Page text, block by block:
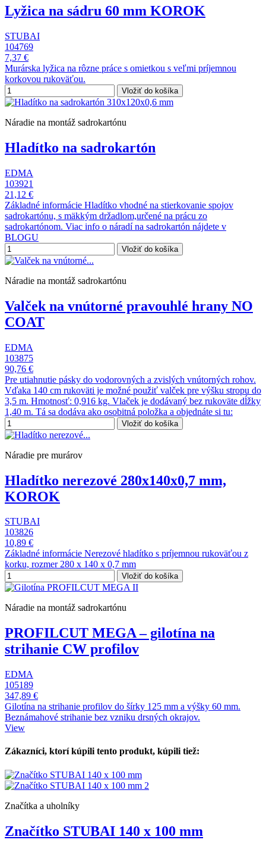
Lyžica na sádru 60 mm KOROK
STUBAI
104769
7,37 €
Murárska lyžica na rôzne práce s omietkou s veľmi príjemnou
korkovou rukoväťou.
Vložiť do košíka
Náradie na montáž sadrokartónu
Hladítko na sadrokartón
EDMA
103921
21,12 €
Základné informácie Hladítko vhodné na stierkovanie spojov
sadrokartónu, s mäkkým držadlom,určené na prácu zo
sadrokartónom. Viac info o náradí na sadrokartón nájdete v
BLOGU
Vložiť do košíka
Náradie na montáž sadrokartónu
Valček na vnútorné pravouhlé hrany NO
COAT
EDMA
103875
90,76 €
Pre utiahnutie pásky do vodorovných a zvislých vnútorných rohov.
Vďaka 140 cm rukoväti je možné použiť valček pre výšku stropu do
3,5 m. Hmotnosť: 0,916 kg. Vlaček je dodávaný bez rukoväte dĺžky
1,40 m. Tá sa dodáva ako osobitná položka a objednáte si tu:
Vložiť do košíka
Náradie pre murárov
Hladítko nerezové 280x140x0,7 mm,
KOROK
STUBAI
103826
10,89 €
Základné informácie Nerezové hladítko s príjemnou rukoväťou z
korku, rozmer 280 x 140 x 0,7 mm
Vložiť do košíka
Náradie na montáž sadrokartónu
PROFILCUT MEGA – gilotína na
strihanie CW profilov
EDMA
105189
347,89 €
Gilotína na strihanie profilov do šírky 125 mm a výšky 60 mm.
Beznámahové strihanie bez vzniku drsných okrajov.
View
Zákazníci, ktorí kúpili tento produkt, kúpili tiež:
Značítka a uholníky
Značítko STUBAI 140 x 100 mm